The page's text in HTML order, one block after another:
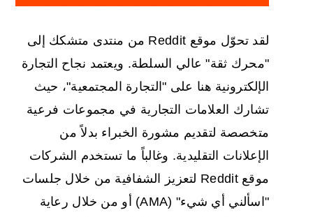
لقد تحوّل موقع Reddit من منتدى متشكك إلى
"محرك ثقة" عالي السلطة. ويعتمد نجاح التجارة
الإلكترونية هنا على "التجارة المجتمعية"، حيث
تشارك العلامات التجارية في مجموعات فرعية
متخصصة لتقديم مشورة الخبراء بدلاً من
الإعلانات التقليدية. وغالباً ما تستخدم الشركات
موقع Reddit لتعزيز الشفافية من خلال جلسات
"اسألني أي شيء" (AMA) أو من خلال رعاية